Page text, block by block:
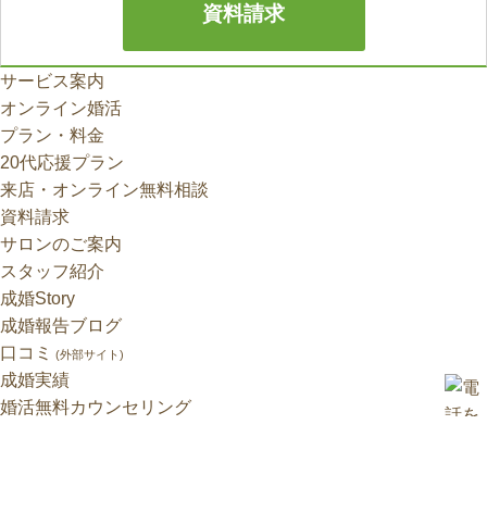
資料請求
サービス案内
オンライン婚活
プラン・料金
20代応援プラン
来店・オンライン無料相談
資料請求
サロンのご案内
スタッフ紹介
成婚Story
成婚報告ブログ
口コミ
(外部サイト)
成婚実績
婚活無料カウンセリング